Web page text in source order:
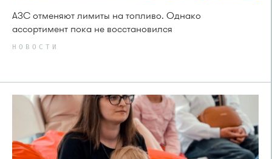
АЗС отменяют лимиты на топливо. Однако
ассортимент пока не восстановился
НОВОСТИ